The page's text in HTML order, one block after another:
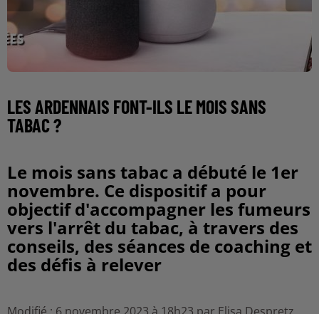
LES ARDENNAIS FONT-ILS LE MOIS SANS
TABAC ?
Le mois sans tabac a débuté le 1er
novembre. Ce dispositif a pour
objectif d'accompagner les fumeurs
vers l'arrêt du tabac, à travers des
conseils, des séances de coaching et
des défis à relever